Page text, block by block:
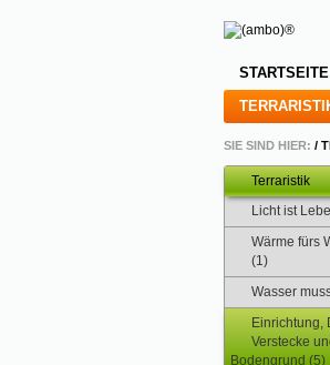
STARTSEITE
SIE SIND HIER: /
Terraristik
Licht ist
Wärme fürs
(1)
Wasser
Einrichtung,
Verstecke
Bodengrund (5)